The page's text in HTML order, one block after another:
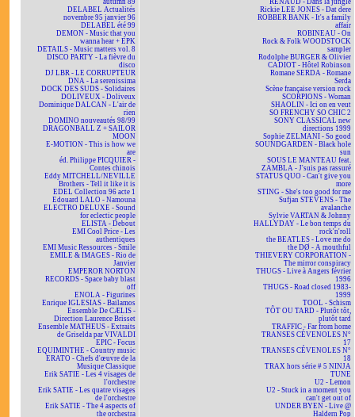
autumn 89
DELABEL Actualités
novembre 95 janvier 96
DELABEL été 99
DEMON - Music that you
wanna hear + EPK
DETAILS - Music matters vol. 8
DISCO PARTY - La fièvre du
disco
DJ LBR - LE CORRUPTEUR
DNA - La serenissima
DOCK DES SUDS - Solidaires
DOLIVEUX - Doliveux
Dominique DALCAN - L'air de
rien
DOMINO nouveautés 98/99
DRAGONBALL Z + SAILOR
MOON
E-MOTION - This is how we
are
éd. Philippe PICQUIER -
Contes chinois
Eddy MITCHELL/NEVILLE
Brothers - Tell it like it is
EDEL Collection 96 acte 1
Edouard LALO - Namouna
ELECTRO DELUXE - Sound
for eclectic people
ELISTA - Debout
EMI Cool Price - Les
authentiques
EMI Music Ressources - Smile
EMILE & IMAGES - Rio de
Janvier
EMPEROR NORTON
RECORDS - Space baby blast
off
ENOLA - Figurines
Enrique IGLESIAS - Bailamos
Ensemble De CÆLIS -
Direction Laurence Brisset
Ensemble MATHEUS - Extraits
de Griselda par VIVALDI
EPIC - Focus
EQUIMINTHE - Country music
ERATO - Chefs d'œuvre de la
Musique Classique
Erik SATIE - Les 4 visages de
l'orchestre
Erik SATIE - Les quatre visages
de l'orchestre
Erik SATIE - The 4 aspects of
the orchestra
RENAUD - Dans la jungle
Rickie LEE JONES - Dat dere
ROBBER BANK - It's a family
affair
ROBINEAU - On
Rock & Folk WOODSTOCK
sampler
Rodolphe BURGER & Olivier
CADIOT - Hôtel Robinson
Romane SERDA - Romane
Serda
Scène française version rock
SCORPIONS - Woman
SHAOLIN - Ici on en veut
SO FRENCHY SO CHIC 2
SONY CLASSICAL new
directions 1999
Sophie ZELMANI - So good
SOUNDGARDEN - Black hole
sun
SOUS LE MANTEAU feat.
ZAMBLA - J'suis pas rassuré
STATUS QUO - Can't give you
more
STING - She's too good for me
Sufjan STEVENS - The
avalanche
Sylvie VARTAN & Johnny
HALLYDAY - Le bon temps du
rock'n'roll
the BEATLES - Love me do
the DØ - A mouthful
THIEVERY CORPORATION -
The mirror conspiracy
THUGS - Live à Angers février
1996
THUGS - Road closed 1983-
1999
TOOL - Schism
TÔT OU TARD - Plutôt tôt,
plutôt tard
TRAFFIC - Far from home
TRANSES CÉVENOLES N°
17
TRANSES CÉVENOLES N°
18
TRAX hors série # 5 NINJA
TUNE
U2 - Lemon
U2 - Stuck in a moment you
can't get out of
UNDER BYEN - Live @
Haldern Pop